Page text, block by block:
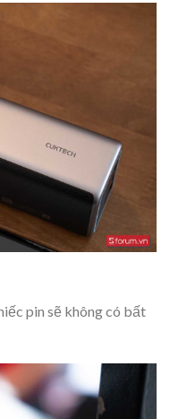
pin sẽ không có bất